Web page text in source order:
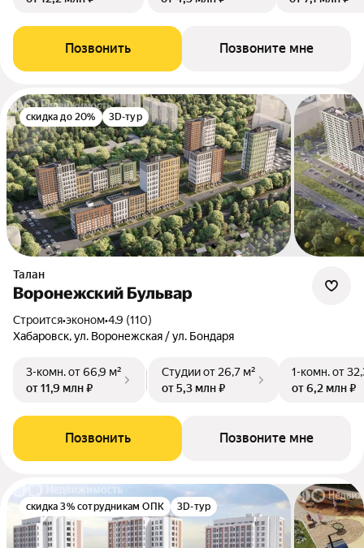
Позвонить Позвоните мне
скидка до 20% 3D-тур
Талан
Воронежский Бульвар
Строится•эконом•4.9 (110)
Хабаровск, ул. Воронежская / ул. Бондаря
3-комн.от 66,9 м²
от 11,9 млн ₽
Студииот 26,7 м²
от 5,3 млн ₽
1-комн.от
от 6,2 млн ₽
Позвонить Позвоните мне
скидка 3% сотрудникам ОПК 3D-тур